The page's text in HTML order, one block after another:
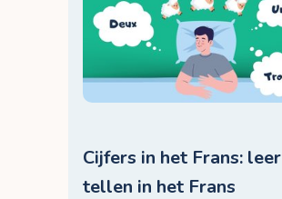
Cijfers in het Frans: leer
tellen in het Frans